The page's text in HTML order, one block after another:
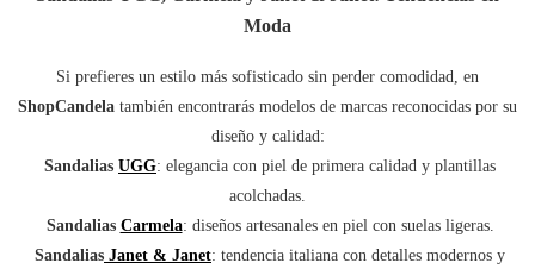
Moda
Si prefieres un estilo más sofisticado sin perder comodidad, en
ShopCandela también encontrarás modelos de marcas reconocidas por su
diseño y calidad:
Sandalias UGG: elegancia con piel de primera calidad y plantillas
acolchadas.
Sandalias Carmela: diseños artesanales en piel con suelas ligeras.
Sandalias Janet & Janet: tendencia italiana con detalles modernos y